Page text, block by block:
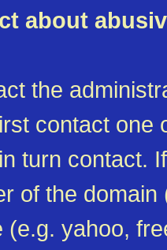
about
the
contact one
turn contact.
of the
(e.g. yahoo,